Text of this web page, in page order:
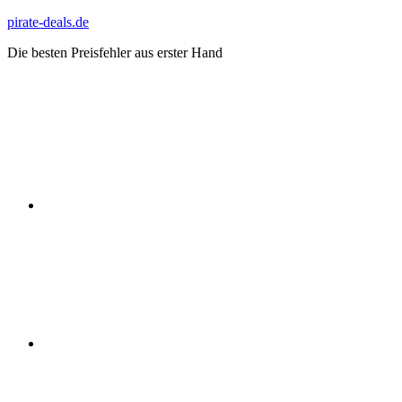
Zum
springen
pirate-deals.de
Die besten Preisfehler aus erster Hand